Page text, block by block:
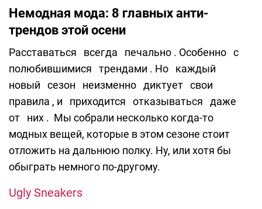
Немодная мода: 8 главных анти-
трендов этой осени
Расставаться всегда печально . Особенно с
полюбившимися трендами . Но каждый
новый сезон неизменно диктует свои
правила , и приходится отказываться даже
от них . Мы собрали несколько когда-то
модных вещей, которые в этом сезоне стоит
отложить на дальнюю полку. Ну, или хотя бы
обыграть немного по-другому.
Ugly Sneakers